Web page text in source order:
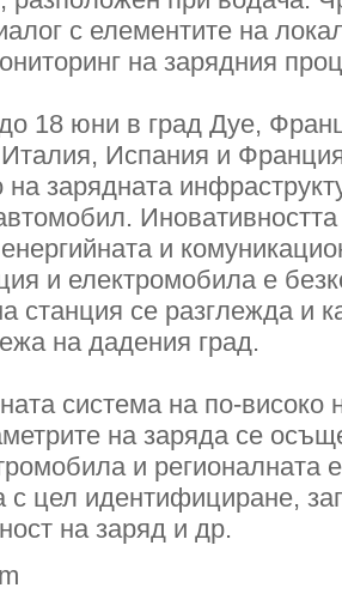
с елементите на
на зарядния
18 юни в град Дуе,
Испания и
на зарядната
и
и електромобила е
станция се разглежда и
на дадения град.
система на по-високо
на заряда се
и регионалната
с цел идентифициране,
на заряд и др.